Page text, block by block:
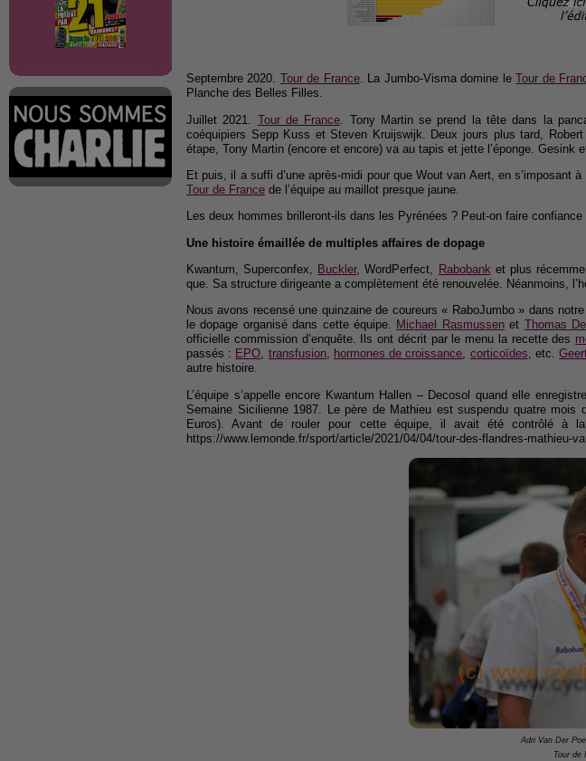
Septembre 2020. Tour de France. La Jumbo-Visma domine leTour de
Planche des Belles Filles.
Juillet 2021. Tour de France . Tony Martin se prend la tête dans la
coéquipiers Sepp Kuss et Steven Kruijswijk. Deux jours plus tard,
étape, Tony Martin (encore et encore) va au tapis et jette l’éponge. Gesink
Et puis, il a suffi d’une après-midi pour que Wout van Aert, en
Tour de France de l’équipe au maillot presque jaune.
Les deux hommes brilleront-ils dans les Pyrénées ? Peut-on faire confiance
Une histoire émaillée de multiples affaires de dopage
Kwantum, Superconfex,
Buckler, WordPerfect, Rabobank et plus
que. Sa structure dirigeante a complètement été renouvelée. Néanmoins,
Nous avons recensé une quinzaine de coureurs « RaboJumbo » dans notre
le dopage organisé dans cette équipe. Michael Rasmussenet Thomas
officielle commission d’enquête. Ils ont décrit par le menu la recette des
passés : EPO, transfusion, hormones de croissance, corticoïdes, etc.
autre histoire.
L’équipe s’appelle encore Kwantum Hallen – Decosol quand elle
Semaine Sicilienne 1987. Le père de Mathieu est suspendu quatre
Euros). Avant de rouler pour cette équipe, il avait été contrôlé à
https://www.lemonde.fr/sport/article/2021/04/04/tour-des-flandres-mathieu-
Adri Van Der
Tour de